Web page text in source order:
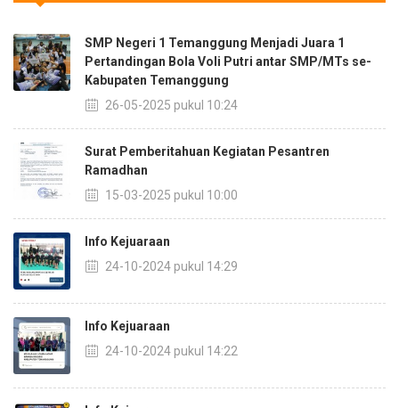
SMP Negeri 1 Temanggung Menjadi Juara 1
Pertandingan Bola Voli Putri antar SMP/MTs se-
Kabupaten Temanggung
26-05-2025 pukul 10:24
Surat Pemberitahuan Kegiatan Pesantren
Ramadhan
15-03-2025 pukul 10:00
Info Kejuaraan
24-10-2024 pukul 14:29
Info Kejuaraan
24-10-2024 pukul 14:22